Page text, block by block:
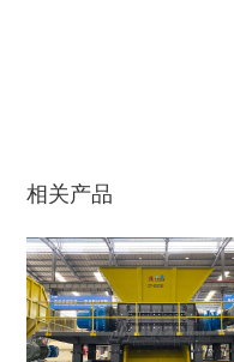
相关产品
废纸破碎机